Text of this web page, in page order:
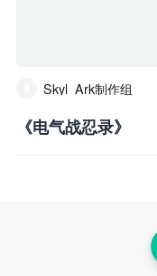
Skyl_Ark制作组
《电气战忍录》